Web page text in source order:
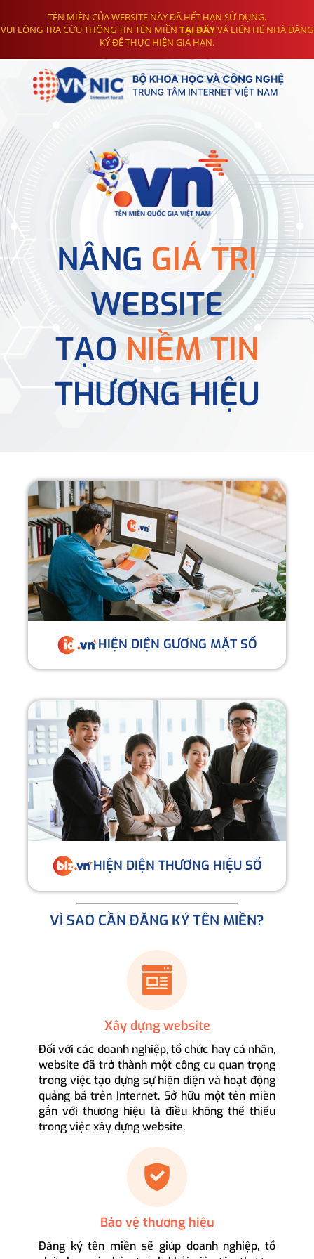
TÊN MIỀN CỦA WEBSITE NÀY ĐÃ HẾT HẠN SỬ DỤNG.
VUI LÒNG TRA CỨU THÔNG TIN TÊN MIỀN TẠI ĐÂYVÀ LIÊN HỆ NHÀ ĐĂNG
KÝ ĐỂ THỰC HIỆN GIA HẠN.
NÂNG GIÁ TRỊ
WEBSITE
TẠONIỀM TIN
THƯƠNG HIỆU
HIỆN DIỆN GƯƠNG MẶT SỐ
HIỆN DIỆN THƯƠNG HIỆU SỐ
VÌ SAO CẦN ĐĂNG KÝ TÊN MIỀN?
Xây dựng website
Đối với các doanh nghiệp, tổ chức hay cá nhân,
website đã trở thành một công cụ quan trọng
trong việc tạo dựng sự hiện diện và hoạt động
quảng bá trên Internet. Sở hữu một tên miền
gắn với thương hiệu là điều không thể thiếu
trong việc xây dựng website.
Bảo vệ thương hiệu
Đăng ký tên miền sẽ giúp doanh nghiệp, tổ